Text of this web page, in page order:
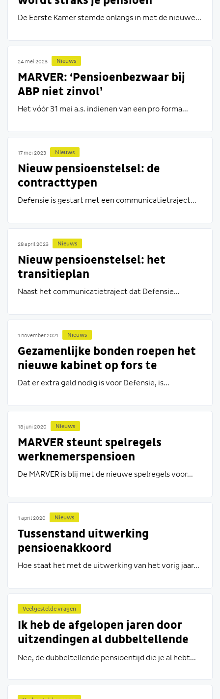
opgebouwd?
De Eerste Kamer stemde onlangs in met de nieuwe...
24 mei 2023 Nieuws
MARVER: ‘Pensioenbezwaar bij
ABP niet zinvol’
Het vóór 31 mei a.s. indienen van een pro forma...
17 mei 2023 Nieuws
Nieuw pensioenstelsel: de
contracttypen
Defensie is gestart met een communicatietraject...
28 april 2023 Nieuws
Nieuw pensioenstelsel: het
transitieplan
Naast het communicatietraject dat Defensie...
1 november 2021 Nieuws
Gezamenlijke bonden roepen het
nieuwe kabinet op fors te
investeren in Defensie
Dat er extra geld nodig is voor Defensie, is...
18 juni 2020 Nieuws
MARVER steunt spelregels
werknemerspensioen
De MARVER is blij met de nieuwe spelregels voor...
1 april 2020 Nieuws
Tussenstand uitwerking
pensioenakkoord
Hoe staat het met de uitwerking van het vorig jaar...
Veelgestelde vragen
Ik heb de afgelopen jaren door
uitzendingen al dubbeltellende
pensioentijd opgebouwd.
Nee, de dubbeltellende pensioentijd die je al hebt...